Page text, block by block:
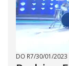
DO R7/30/01/2023